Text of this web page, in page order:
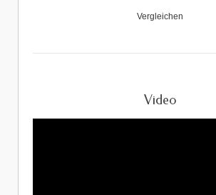
Vergleichen
Video